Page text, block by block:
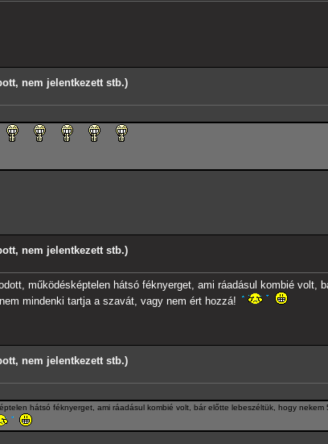
nem jelentkezett stb.)
nem jelentkezett stb.)
működésképtelen hátsó féknyerget, ami ráadásul kombié volt,
mindenki tartja a szavát, vagy nem ért hozzá!
nem jelentkezett stb.)
hátsó féknyerget, ami ráadásul kombié volt, bár előtte lebeszéltük, hogy